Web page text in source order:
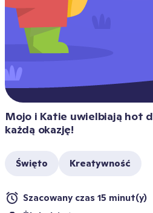
Mojo i Katie uwielbiają hot
każdą okazję!
Święto Kreatywność
Szacowany czas 15 minut(y)